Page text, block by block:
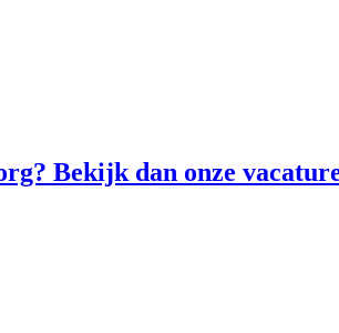
Bekijk dan onze